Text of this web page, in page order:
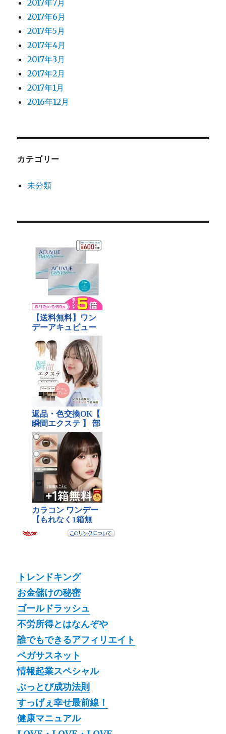
2017年7月
2017年6月
2017年5月
2017年4月
2017年3月
2017年2月
2017年1月
2016年12月
カテゴリー
未分類
トレンドキング
お金儲けの秘密
ゴールドラッシュ
不労所得とはなんぞや
誰でもできるアフィリエイト
ペガサスネット
情報起業スペシャル
ぶっとび成功法則
すっげぇ幸せ最前線！
健康マニュアル